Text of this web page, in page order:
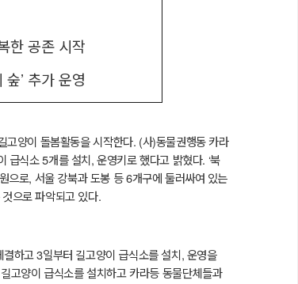
한 공존 시작
숲’ 추가 운영
고양이 돌봄활동을 시작한다. (사)동물권행동 카라
급식소5개를 설치,운영키로 했다고 밝혔다. ‘북
으로, 서울 강북과 도봉 등6개구에 둘러싸여 있는
으로 파악되고 있다.
결하고3일부터 길고양이 급식소를 설치,운영을
고양이 급식소를 설치하고 카라등 동물단체들과